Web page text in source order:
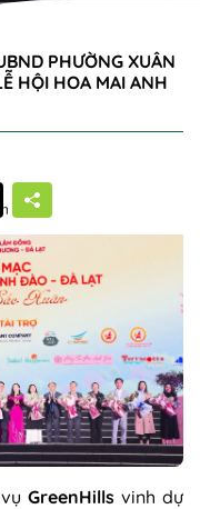
PHƯỜNG XUÂN
HỘI HOA MAI ANH
GreenHills vinh dự